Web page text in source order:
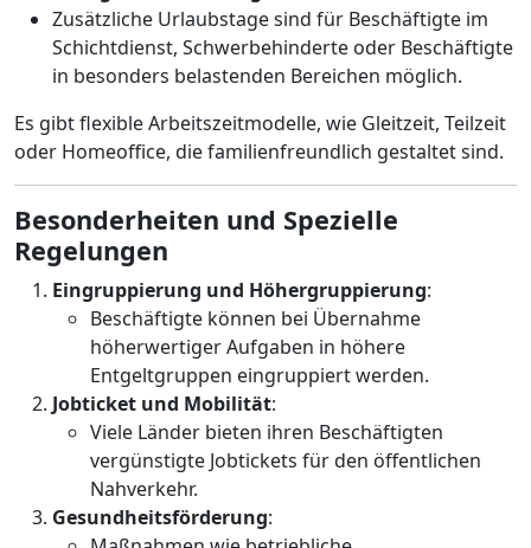
Zusätzliche Urlaubstage sind für Beschäftigte im
Schichtdienst, Schwerbehinderte oder Beschäftigte
in besonders belastenden Bereichen möglich.
Es gibt flexible Arbeitszeitmodelle, wie Gleitzeit, Teilzeit
oder Homeoffice, die familienfreundlich gestaltet sind.
Besonderheiten und Spezielle
Regelungen
Eingruppierung und Höhergruppierung:
Beschäftigte können bei Übernahme
höherwertiger Aufgaben in höhere
Entgeltgruppen eingruppiert werden.
Jobticket und Mobilität:
Viele Länder bieten ihren Beschäftigten
vergünstigte Jobtickets für den öffentlichen
Nahverkehr.
Gesundheitsförderung: